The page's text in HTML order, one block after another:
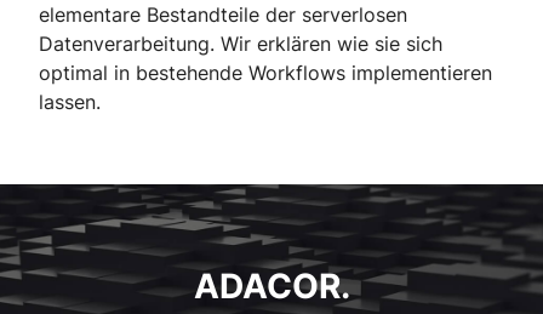
elementare Bestandteile der serverlosen
Datenverarbeitung. Wir erklären wie sie sich
optimal in bestehende Workflows implementieren
lassen.
ADACOR.